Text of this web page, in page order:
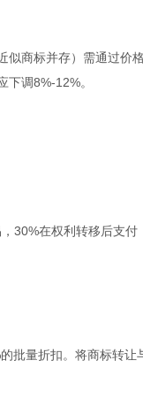
似商标并存）需通过价
调8%-12%。
30%在权利转移后支
批量折扣。将商标转